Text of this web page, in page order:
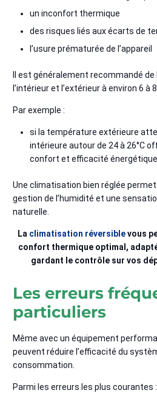
un inconfort thermique
des risques liés aux écarts de
l’usure prématurée de l’appareil
Il est généralement recommandé
l’intérieur et l’extérieur à environ 6 à
Par exemple :
si la température extérieure
intérieure autour de 24 à 26°C
confort et efficacité énergétique.
Une climatisation bien réglée
gestion de l’humidité et une
naturelle.
La climatisation réversiblevous
confort thermique optimal,
gardant le contrôle sur vos
Les erreurs
particuliers
Même avec un équipement
peuvent réduire l’efficacité du
consommation.
Parmi les erreurs les plus courantes :